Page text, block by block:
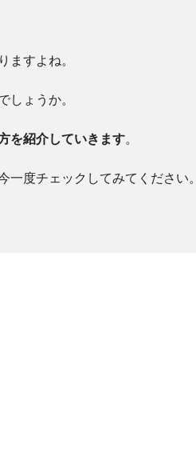
ますよね。
しょうか。
を紹介していきます。
度チェックしてみてください。